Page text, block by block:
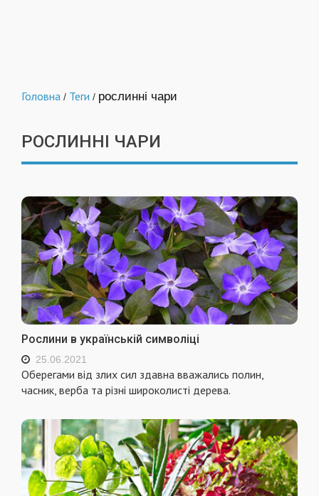
Головна / Теги / рослинні чари
РОСЛИННІ ЧАРИ
Рослини в українській символіці
25.06.2021
Оберегами від злих сил здавна вважались полин,
часник, верба та різні широколисті дерева.